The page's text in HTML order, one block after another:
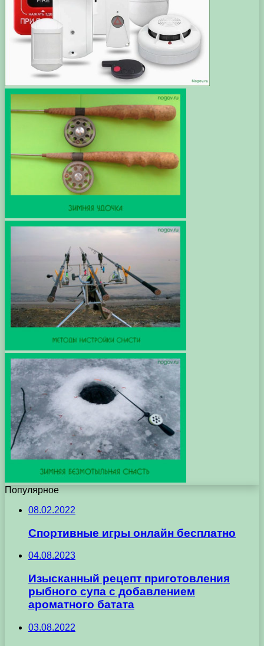
Популярное
08.02.2022
Спортивные игры онлайн бесплатно
04.08.2023
Изысканный рецепт приготовления
рыбного супа с добавлением
ароматного батата
03.08.2022